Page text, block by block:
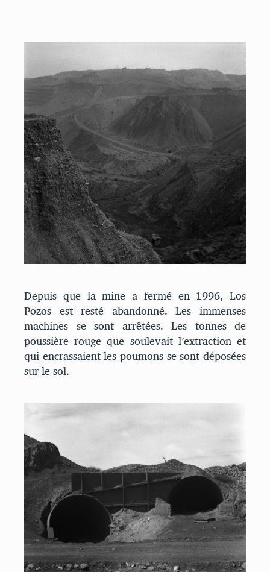
Depuis que la mine a fermé en 1996, Los
Pozos est resté abandonné. Les immenses
machines se sont arrêtées. Les tonnes de
poussière rouge que soulevait l’extraction et
qui encrassaient les poumons se sont déposées
sur le sol.